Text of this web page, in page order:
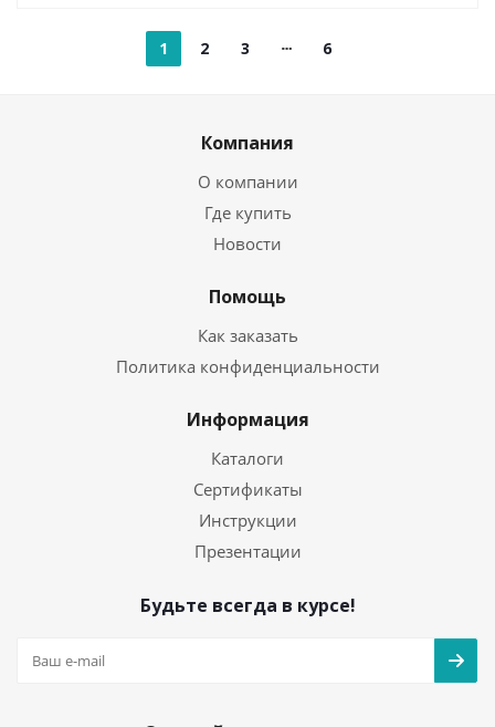
1 2 3 6
Компания
О компании
Где купить
Новости
Помощь
Как заказать
Политика конфиденциальности
Информация
Каталоги
Сертификаты
Инструкции
Презентации
Будьте всегда в курсе!